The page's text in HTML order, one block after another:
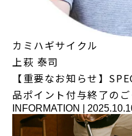
カミハギサイクル
上萩 泰司
【重要なお知らせ】
品ポイント付与終了の
INFORMATION